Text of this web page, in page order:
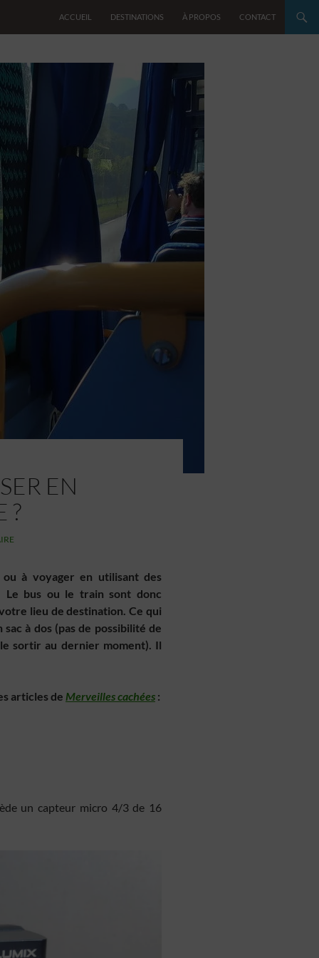
ACCUEIL DESTINATIONS À PROPOS CONTACT
EN
?
à voyager en utilisant des
Le bus ou le train sont donc
lieu de destination. Ce qui
à dos (pas de possibilité de
sortir au dernier moment). Il
articles de Merveilles cachées :
un capteur micro 4/3 de 16